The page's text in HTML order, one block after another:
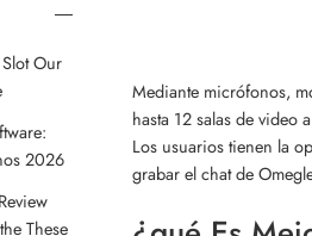
Mediante micrófonos,
hasta 12 salas de video
Los usuarios tienen la
grabar el chat de
Our
2026
These